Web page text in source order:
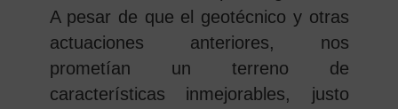
A pesar de que el geotécnico y otras
actuaciones anteriores, nos
prometían un terreno de
características inmejorables, justo